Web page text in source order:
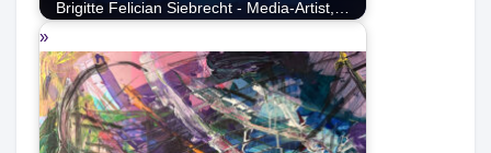
Brigitte Felician Siebrecht - Media-Artist,…